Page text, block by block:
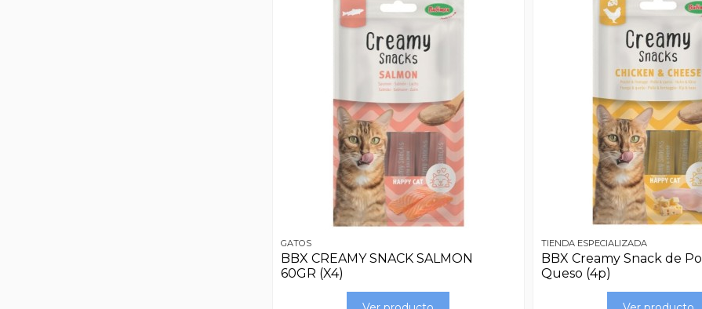
GATOS
BBX CREAMY SNACK SALMON
60GR (X4)
TIENDA ESPECIALIZADA
BBX Creamy Snack de
Queso (4p)